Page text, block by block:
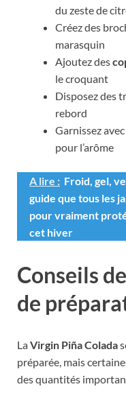
du zeste de
Créez des
marasquin
Ajoutez des
le croquant
Disposez des
rebord
Garnissez
pour l’arôme
A lire : Froid, gel,
guide que tous les
pour vraiment
cet hiver
Conseils
de
LaVirgin Piña Colada
préparée, mais
des quantités